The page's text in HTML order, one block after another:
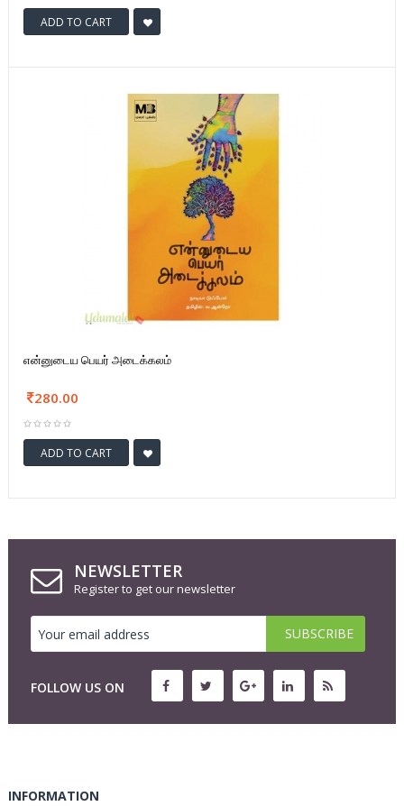
ADD TO CART
என்னுடைய பெயர் அடைக்கலம்
280.00
ADD TO CART
NEWSLETTER
Register to get our newsletter
FOLLOW US ON
INFORMATION